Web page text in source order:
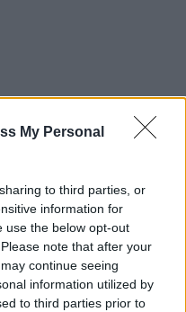
My Personal
to third parties, or
information for
use the below opt-out
note that after your
continue seeing
information utilized by
to third parties prior to